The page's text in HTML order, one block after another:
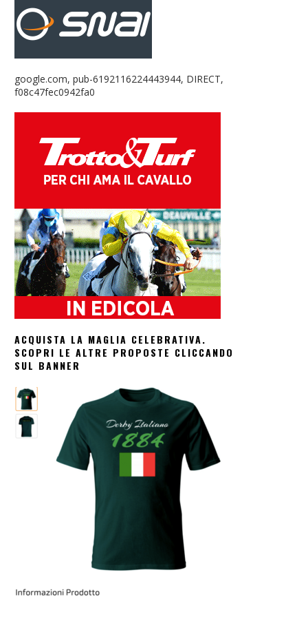
google.com, pub-6192116224443944, DIRECT,
f08c47fec0942fa0
ACQUISTA LA MAGLIA CELEBRATIVA.
SCOPRI LE ALTRE PROPOSTE CLICCANDO
SUL BANNER